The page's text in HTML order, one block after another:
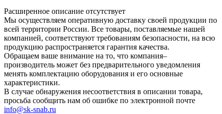
Расширенное описание отсутствует
Мы осуществляем оперативную доставку своей продукции по
всей территории России. Все товары, поставляемые нашей
компанией, соответствуют требованиям безопасности, на всю
продукцию распространяется гарантия качества.
Обращаем ваше внимание на то, что компания–
производитель может без предварительного уведомления
менять комплектацию оборудования и его основные
характеристики.
В случае обнаружения несоответствия в описании товара,
просьба сообщить нам об ошибке по электронной почте
info@sk-snab.ru